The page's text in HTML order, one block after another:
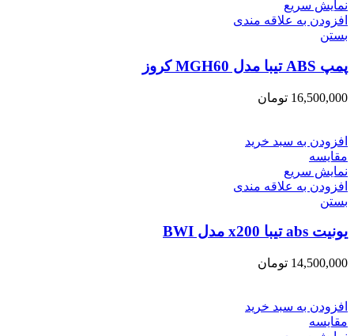
نمایش سریع
افزودن به علاقه مندی
بستن
پمپ ABS تیبا مدل MGH60 کروز
16,500,000 تومان
افزودن به سبد خرید
مقایسه
نمایش سریع
افزودن به علاقه مندی
بستن
یونیت abs تیبا x200 مدل BWI
14,500,000 تومان
افزودن به سبد خرید
مقایسه